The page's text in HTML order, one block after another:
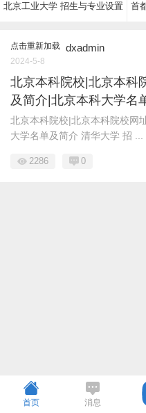
北京工业大学 招生与专业设置 首
点击重新加载 dxadmin
2024-5-8
北京本科院校|北京本科
及简介|北京本科大学名
北京本科院校|北京本科院校网
大学名单及简介 清华大学 招 ...
2286 0
首页 消息